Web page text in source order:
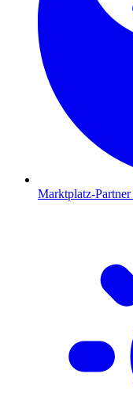
Marktplatz-Partner